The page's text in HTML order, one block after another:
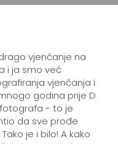
vjenčanje na
i ja smo već
vjenčanja i
godina prije D
- to je
da sve prođe
je i bilo! A kako